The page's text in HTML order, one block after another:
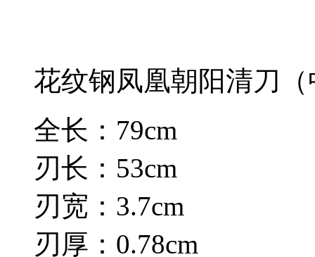
花纹钢凤凰朝阳清刀（
全长：79cm
刃长：53cm
刃宽：3.7cm
刃厚：0.78cm